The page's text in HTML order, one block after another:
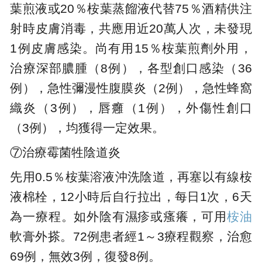
葉煎液或20％桉葉蒸餾液代替75％酒精供注
射時皮膚消毒，共應用近20萬人次，未發現
1例皮膚感染。尚有用15％桉葉煎劑外用，
治療深部膿腫（8例），各型創口感染（36
例），急性彌漫性腹膜炎（2例），急性蜂窩
織炎（3例），唇癰（1例），外傷性創口
（3例），均獲得一定效果。
⑦治療霉菌牲陰道炎
先用0.5％桉葉溶液沖洗陰道，再塞以有線桉
液棉栓，12小時后自行拉出，每日1次，6天
為一療程。如外陰有濕疹或瘙癢，可用桉油
軟膏外搽。72例患者經1～3療程觀察，治愈
69例，無效3例，復發8例。